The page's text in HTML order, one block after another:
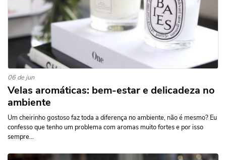
06 de jun
Velas aromáticas: bem-estar e delicadeza no
ambiente
Um cheirinho gostoso faz toda a diferença no ambiente, não é mesmo? Eu
confesso que tenho um problema com aromas muito fortes e por isso
sempre...